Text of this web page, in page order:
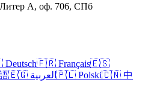
А, оф. 706, СПб
Deutsch🇫🇷 Français🇪🇸
🇪🇬 العربية 🇵🇱 Polski🇨🇳 中